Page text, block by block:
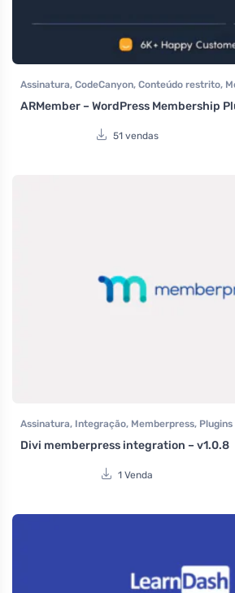
Assinatura, CodeCanyon, Conteúdo restrito,
ARMember – WordPress Membership
51 vendas
Assinatura, Integração, Memberpress, Plugins
Divi memberpress integration – v1.0.8
1 Venda